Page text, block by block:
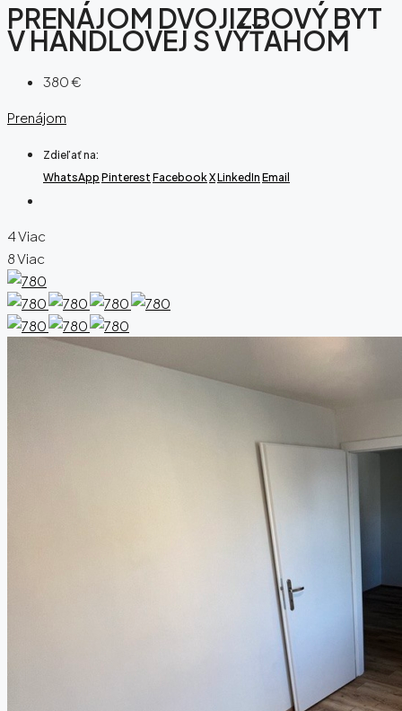
PRENÁJOM DVOJIZBOVÝ BYT
V HANDLOVEJ S VÝŤAHOM
380 €
Prenájom
Zdieľať na:
WhatsApp Pinterest FacebookXLinkedIn Email
4 Viac
8 Viac